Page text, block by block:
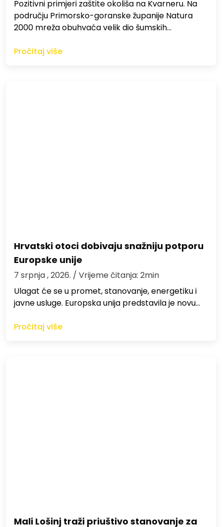
Pozitivni primjeri zaštite okoliša na Kvarneru. Na
području Primorsko-goranske županije Natura
2000 mreža obuhvaća velik dio šumskih…
Pročitaj više
Hrvatski otoci dobivaju snažniju potporu
Europske unije
7 srpnja , 2026. / Vrijeme čitanja: 2min
Ulagat će se u promet, stanovanje, energetiku i
javne usluge. Europska unija predstavila je novu…
Pročitaj više
Mali Lošinj traži priuštivo stanovanje za